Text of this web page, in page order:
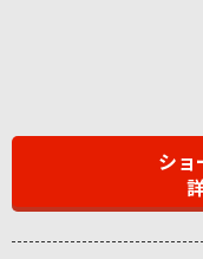
ショ